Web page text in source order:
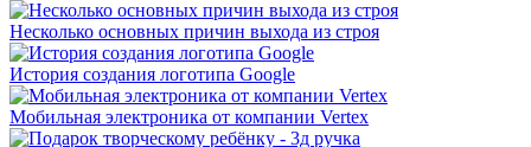
Несколько основных причин выхода из строя
История создания логотипа Google
Мобильная электроника от компании Vertex